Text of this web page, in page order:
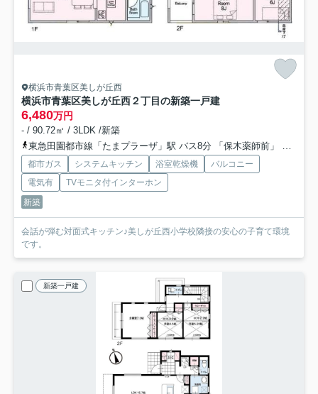
横浜市青葉区美しが丘西
横浜市青葉区美しが丘西２丁目の新築一戸建
6,480万円
- / 90.72㎡ / 3LDK /新築
東急田園都市線「たまプラーザ」駅 バス8分 「保木薬師前」 停歩2分
都市ガス システムキッチン 浴室乾燥機
バルコニー
電気有
TVモニタ付インターホン
新築
会話が弾む対面式キッチン♪美しが丘西小学校隣接の安心の子育て環境
です。
新築一戸建